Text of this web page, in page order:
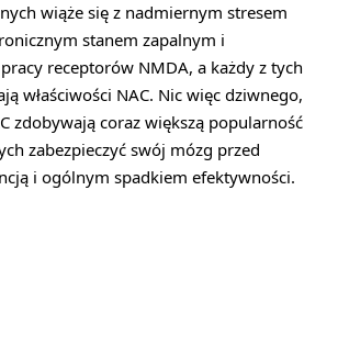
wiąże się z nadmiernym stresem
stanem zapalnym i
receptorów NMDA, a każdy z tych
właściwości NAC. Nic więc dziwnego,
zdobywają coraz większą popularność
zabezpieczyć swój mózg przed
i ogólnym spadkiem efektywności.